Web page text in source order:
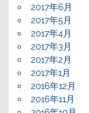
2017年6月
2017年5月
2017年4月
2017年3月
2017年2月
2017年1月
2016年12月
2016年11月